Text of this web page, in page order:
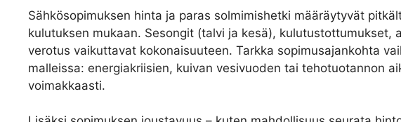
Sähkösopimuksen hinta ja paras solmimishetki määräytyvät
kulutuksen mukaan. Sesongit (talvi ja kesä), kulutustottumukset,
verotus vaikuttavat kokonaisuuteen. Tarkka sopimusajankohta
malleissa: energiakriisien, kuivan vesivuoden tai tehotuotannon
voimakkaasti.